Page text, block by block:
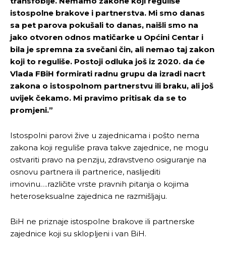
istospolne brakove i partnerstva. Mi smo danas
sa pet parova pokušali to danas, naišli smo na
jako otvoren odnos matičarke u Općini Centar i
bila je spremna za svečani čin, ali nemao taj zakon
koji to reguliše. Postoji odluka još iz 2020. da će
Vlada FBiH formirati radnu grupu da izradi nacrt
zakona o istospolnom partnerstvu ili braku, ali još
uvijek čekamo. Mi pravimo pritisak da se to
promjeni.”
Istospolni parovi žive u zajednicama i pošto nema
zakona koji reguliše prava takve zajednice, ne mogu
ostvariti pravo na penziju, zdravstveno osiguranje na
osnovu partnera ili partnerice, naslijediti
imovinu….različite vrste pravnih pitanja o kojima
heteroseksualne zajednica ne razmišljaju.
BiH ne priznaje istospolne brakove ili partnerske
zajednice koji su sklopljeni i van BiH.